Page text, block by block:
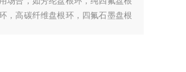
，高碳纤维盘根环，四氟石墨盘根